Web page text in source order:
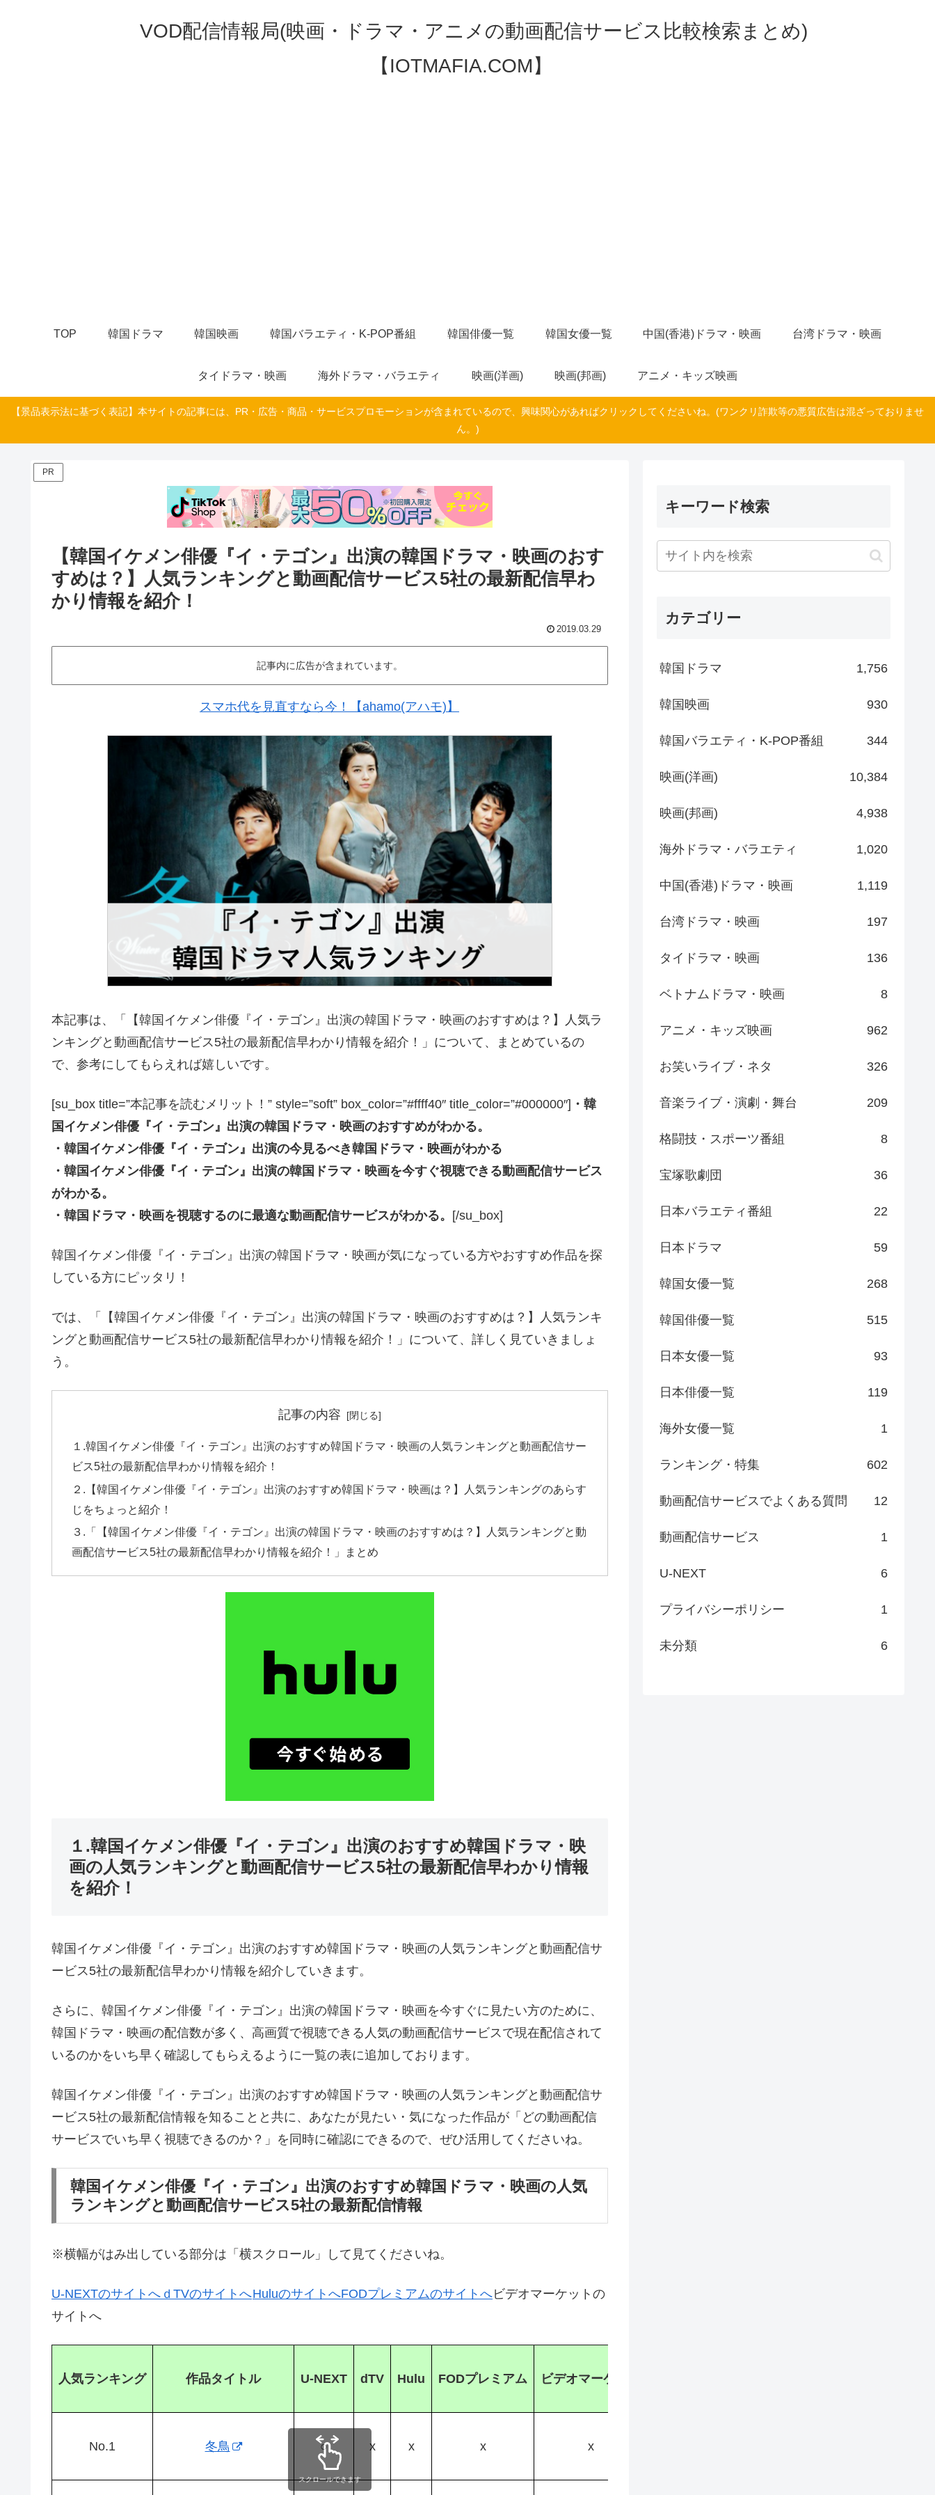
VOD配信情報局(映画・ドラマ・アニメの動画配信サービス比較検索まとめ)
【IOTMAFIA.COM】
TOP 韓国ドラマ 韓国映画 韓国バラエティ・K-POP番組 韓国俳優一覧 韓国女優一覧 中国(香港)ドラマ・映画 台湾ドラマ・映画
タイドラマ・映画 海外ドラマ・バラエティ 映画(洋画) 映画(邦画) アニメ・キッズ映画
【景品表示法に基づく表記】本サイトの記事には、PR・広告・商品・サービスプロモーションが含まれているので、興味関心があればクリックしてくださいね。(ワンクリ詐欺等の悪質広告は混ざっておりませ
ん。)
PR
【韓国イケメン俳優『イ・テゴン』出演の韓国ドラマ・映画のおす
すめは？】人気ランキングと動画配信サービス5社の最新配信早わ
かり情報を紹介！
2019.03.29
記事内に広告が含まれています。
スマホ代を見直すなら今！【ahamo(アハモ)】
本記事は、「【韓国イケメン俳優『イ・テゴン』出演の韓国ドラマ・映画のおすすめは？】人気ラ
ンキングと動画配信サービス5社の最新配信早わかり情報を紹介！」について、まとめているの
で、参考にしてもらえれば嬉しいです。
[su_box title=”本記事を読むメリット！” style=”soft” box_color=”#ffff40″ title_color=”#000000″] ・韓
国イケメン俳優『イ・テゴン』出演の韓国ドラマ・映画のおすすめがわかる。
・韓国イケメン俳優『イ・テゴン』出演の今見るべき韓国ドラマ・映画がわかる
・韓国イケメン俳優『イ・テゴン』出演の韓国ドラマ・映画を今すぐ視聴できる動画配信サービス
がわかる。
・韓国ドラマ・映画を視聴するのに最適な動画配信サービスがわかる。 [/su_box]
韓国イケメン俳優『イ・テゴン』出演の韓国ドラマ・映画が気になっている方やおすすめ作品を探
している方にピッタリ！
では、「【韓国イケメン俳優『イ・テゴン』出演の韓国ドラマ・映画のおすすめは？】人気ランキ
ングと動画配信サービス5社の最新配信早わかり情報を紹介！」について、詳しく見ていきましょ
う。
記事の内容
１.韓国イケメン俳優『イ・テゴン』出演のおすすめ韓国ドラマ・映画の人気ランキングと動画配信サー
ビス5社の最新配信早わかり情報を紹介！
２.【韓国イケメン俳優『イ・テゴン』出演のおすすめ韓国ドラマ・映画は？】人気ランキングのあらす
じをちょっと紹介！
３.「【韓国イケメン俳優『イ・テゴン』出演の韓国ドラマ・映画のおすすめは？】人気ランキングと動
画配信サービス5社の最新配信早わかり情報を紹介！」まとめ
１.韓国イケメン俳優『イ・テゴン』出演のおすすめ韓国ドラマ・映
画の人気ランキングと動画配信サービス5社の最新配信早わかり情報
を紹介！
韓国イケメン俳優『イ・テゴン』出演のおすすめ韓国ドラマ・映画の人気ランキングと動画配信サ
ービス5社の最新配信早わかり情報を紹介していきます。
さらに、韓国イケメン俳優『イ・テゴン』出演の韓国ドラマ・映画を今すぐに見たい方のために、
韓国ドラマ・映画の配信数が多く、高画質で視聴できる人気の動画配信サービスで現在配信されて
いるのかをいち早く確認してもらえるように一覧の表に追加しております。
韓国イケメン俳優『イ・テゴン』出演のおすすめ韓国ドラマ・映画の人気ランキングと動画配信サ
ービス5社の最新配信情報を知ることと共に、あなたが見たい・気になった作品が「どの動画配信
サービスでいち早く視聴できるのか？」を同時に確認にできるので、ぜひ活用してくださいね。
韓国イケメン俳優『イ・テゴン』出演のおすすめ韓国ドラマ・映画の人気
ランキングと動画配信サービス5社の最新配信情報
※横幅がはみ出している部分は「横スクロール」して見てくださいね。
U-NEXTのサイトへ ｄTVのサイトへHuluのサイトへFODプレミアムのサイトへビデオマーケットの
サイトへ
人気ランキング 作品タイトル U-NEXT dTV Hulu FODプレミアム ビデオマーケット
No.1 冬鳥 ○ x x x x
スクロールできます
キーワード検索
カテゴリー
韓国ドラマ 1,756
韓国映画 930
韓国バラエティ・K-POP番組 344
映画(洋画) 10,384
映画(邦画) 4,938
海外ドラマ・バラエティ 1,020
中国(香港)ドラマ・映画 1,119
台湾ドラマ・映画 197
タイドラマ・映画 136
ベトナムドラマ・映画 8
アニメ・キッズ映画 962
お笑いライブ・ネタ 326
音楽ライブ・演劇・舞台 209
格闘技・スポーツ番組 8
宝塚歌劇団 36
日本バラエティ番組 22
日本ドラマ 59
韓国女優一覧 268
韓国俳優一覧 515
日本女優一覧 93
日本俳優一覧 119
海外女優一覧 1
ランキング・特集 602
動画配信サービスでよくある質問 12
動画配信サービス 1
U-NEXT 6
プライバシーポリシー 1
未分類 6